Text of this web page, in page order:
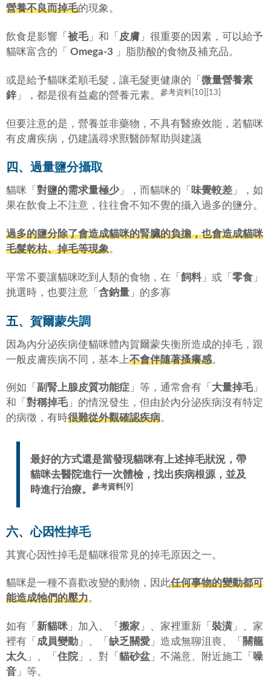
營養不良而掉毛的現象。
飲食是影響「 被毛」和「 皮膚 」很重要的因素，可以給予
貓咪富含的「 Omega-3 」脂肪酸的食物及補充品。
或是給予貓咪柔順毛髮，讓毛髮更健康的「 微量營養素
鋅 」，都是很有益處的營養元素。 參考資料[10][13]
但要注意的是，營養並非藥物，不具有醫療效能，若貓咪
有皮膚疾病，仍建議尋求獸醫師幫助與建議
四、過量鹽分攝取
貓咪「 對鹽的需求量極少」，而貓咪的「 味覺較差 」，如
果在飲食上不注意，往往會不知不覺的攝入過多的鹽分。
過多的鹽分除了會造成貓咪的腎臟的負擔，也會造成貓咪
毛髮乾枯、掉毛等現象。
平常不要讓貓咪吃到人類的食物，在「 飼料」或「 零食 」
挑選時，也要注意「 含鈉量 」的多寡
五、賀爾蒙失調
因為內分泌疾病使貓咪體內賀爾蒙失衡所造成的掉毛，跟
一般皮膚疾病不同，基本上不會伴隨著搔癢感。
例如「 副腎上腺皮質功能症 」等，通常會有「 大量掉毛」
和「 對稱掉毛」的情況發生，但由於內分泌疾病沒有特定
的病徵，有時很難從外觀確認疾病。
最好的方式還是當發現貓咪有上述掉毛狀況，帶
貓咪去醫院進行一次體檢，找出疾病根源，並及
時進行治療。
參考資料[9]
六、心因性掉毛
其實心因性掉毛是貓咪很常見的掉毛原因之一。
貓咪是一種不喜歡改變的動物，因此任何事物的變動都可
能造成牠們的壓力。
如有「 新貓咪 」加入、「 搬家 」、家裡重新「 裝潢 」、家
裡有「 成員變動 」、「 缺乏關愛 」造成無聊沮喪、「 關籠
太久 」、「 住院」、對「 貓砂盆 」不滿意、附近施工「 噪
音 」等。